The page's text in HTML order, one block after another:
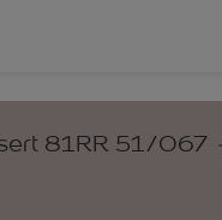
81RR 51/067